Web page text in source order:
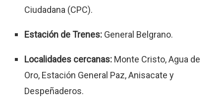
Ciudadana (CPC).
Estación de Trenes: General Belgrano.
Localidades cercanas: Monte Cristo, Agua de
Oro, Estación General Paz, Anisacate y
Despeñaderos.